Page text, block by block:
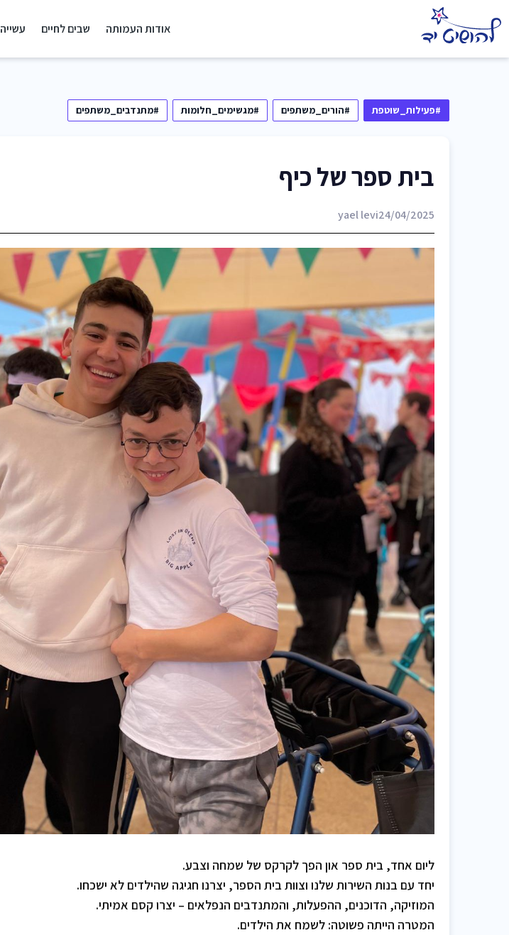
אודות העמותה שבים לחיים
#פעילות_שוטפת #הורים_משתפים #מגשימים_חלומות #מתנדבים_משתפים
בית ספר של כיף
yael levi24/04/2025
ליום אחד, בית ספר און הפך לקרקס של שמחה וצבע.
יחד עם בנות השירות שלנו וצוות בית הספר, יצרנו חגיגה שהילדים לא ישכחו.
המוזיקה, הדוכנים, ההפעלות, והמתנדבים הנפלאים – יצרו קסם אמיתי.
המטרה הייתה פשוטה: לשמח את הילדים.